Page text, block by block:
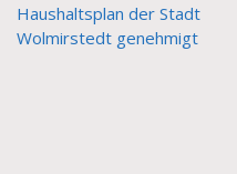
Haushaltsplan der Stadt
Wolmirstedt genehmigt